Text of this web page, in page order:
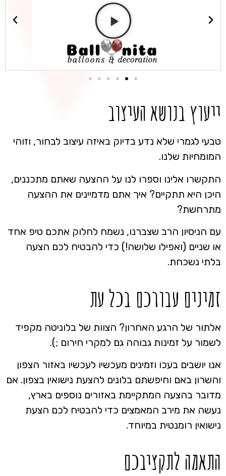
ייעוץ בנושא העיצוב
טבעי לגמרי שלא נדע בדיוק באיזה עיצוב לבחור, וזוהי
המומחיות שלנו.
התקשרו אלינו וספרו לנו על ההצעה שאתם מתכננים,
היכן היא תתקיים? איך אתם מדמיינים את ההצעה
מתרחשת?
עם הניסיון הרב שצברנו, נשמח לחלוק אתכם טיפ אחד
או שניים (ואפילו שלושה!) כדי להבטיח לכם הצעה
בלתי נשכחת.
זמינים עבורכם בכל עת
אלתור של הרגע האחרון? הצוות של בלוניטה מקפיד
לשמור על זמינות גבוהה גם למקרי חירום ;).
אנו יושבים בעכו וזמינים מעכשיו לעכשיו באזור הצפון
והשרון באם וחיפשתם בלונים להצעת נישואין בצפון. אם
מדובר בהצעה המתקיימת באזורים נוספים בארץ,
נעשה את מירב המאמצים כדי להבטיח לכם הצעת
נישואין רומנטית במיוחד.
התאמה לתקציבכם